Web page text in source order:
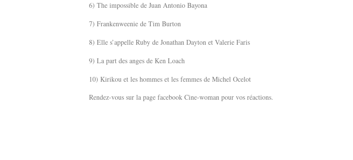
6) The impossible de Juan Antonio Bayona
7) Frankenweenie de Tim Burton
8) Elle s’appelle Ruby de Jonathan Dayton et Valerie Faris
9) La part des anges de Ken Loach
10) Kirikou et les hommes et les femmes de Michel Ocelot
Rendez-vous sur la page facebook Cine-woman pour vos réactions.